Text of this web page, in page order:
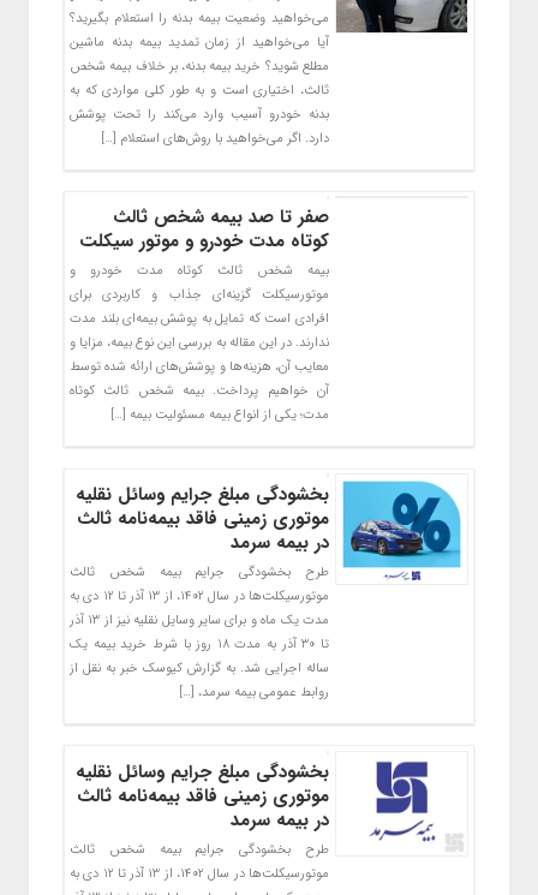
می‌خواهید وضعیت بیمه بدنه را استعلام بگیرید؟
آیا می‌خواهید از زمان تمدید بیمه بدنه ماشین
مطلع شوید؟ خرید بیمه بدنه، بر خلاف بیمه شخص
ثالث، اختیاری است و به طور کلی مواردی که به
بدنه خودرو آسیب وارد می‌کند را تحت پوشش
دارد. اگر می‌خواهید با روش‌های استعلام […]
صفر تا صد بیمه شخص ثالث
کوتاه مدت خودرو و موتور سیکلت
بیمه شخص ثالث کوتاه مدت خودرو و
موتورسیکلت گزینه‌ای جذاب و کاربردی برای
افرادی است که تمایل به پوشش بیمه‌ای بلند مدت
ندارند. در این مقاله به بررسی این نوع بیمه، مزایا و
معایب آن، هزینه‌ها و پوشش‌های ارائه شده توسط
آن خواهیم پرداخت. بیمه شخص ثالث کوتاه
مدت؛ یکی از انواع بیمه مسئولیت بیمه […]
بخشودگی مبلغ جرایم وسائل نقلیه
موتوری زمینی فاقد بیمه‌نامه ثالث
در بیمه سرمد
طرح بخشودگی جرایم بیمه شخص ثالث
موتورسیکلت‌ها در سال ۱۴۰۲، از ۱۳ آذر تا ۱۲ دی به
مدت یک ماه و برای سایر وسایل نقلیه نیز از ۱۳ آذر
تا ۳۰ آذر به مدت ۱۸ روز با شرط خرید بیمه یک
ساله اجرایی شد. به گزارش کیوسک خبر به نقل از
روابط عمومی بیمه سرمد، […]
بخشودگی مبلغ جرایم وسائل نقلیه
موتوری زمینی فاقد بیمه‌نامه ثالث
در بیمه سرمد
طرح بخشودگی جرایم بیمه شخص ثالث
موتورسیکلت‌ها در سال ۱۴۰۲، از ۱۳ آذر تا ۱۲ دی به